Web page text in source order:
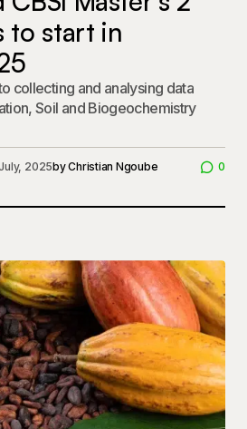
to start in
collecting and analysing data
Soil and Biogeochemistry
2025byChristian Ngoube 0